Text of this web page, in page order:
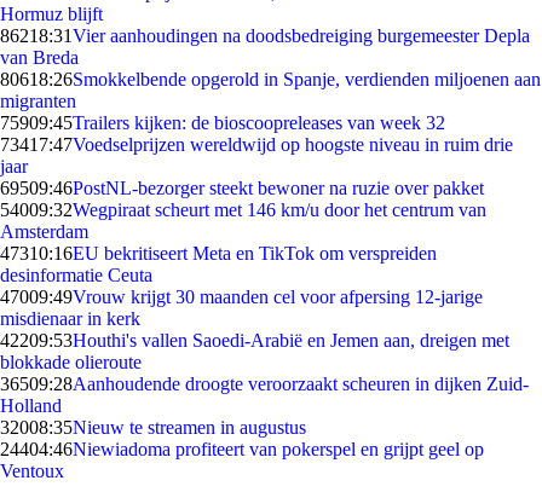
Hormuz blijft
86218:31Vier aanhoudingen na doodsbedreiging burgemeester Depla
van Breda
80618:26Smokkelbende opgerold in Spanje, verdienden miljoenen aan
migranten
75909:45Trailers kijken: de bioscoopreleases van week 32
73417:47Voedselprijzen wereldwijd op hoogste niveau in ruim drie
jaar
69509:46PostNL-bezorger steekt bewoner na ruzie over pakket
54009:32Wegpiraat scheurt met 146 km/u door het centrum van
Amsterdam
47310:16EU bekritiseert Meta en TikTok om verspreiden
desinformatie Ceuta
47009:49Vrouw krijgt 30 maanden cel voor afpersing 12-jarige
misdienaar in kerk
42209:53Houthi's vallen Saoedi-Arabië en Jemen aan, dreigen met
blokkade olieroute
36509:28Aanhoudende droogte veroorzaakt scheuren in dijken Zuid-
Holland
32008:35Nieuw te streamen in augustus
24404:46Niewiadoma profiteert van pokerspel en grijpt geel op
Ventoux